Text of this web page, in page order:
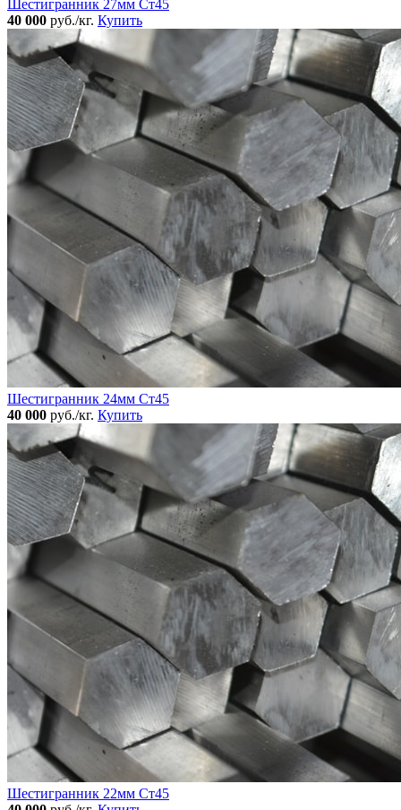
Шестигранник 27мм Ст45
40 000 руб./кг. Купить
Шестигранник 24мм Ст45
40 000 руб./кг. Купить
Шестигранник 22мм Ст45